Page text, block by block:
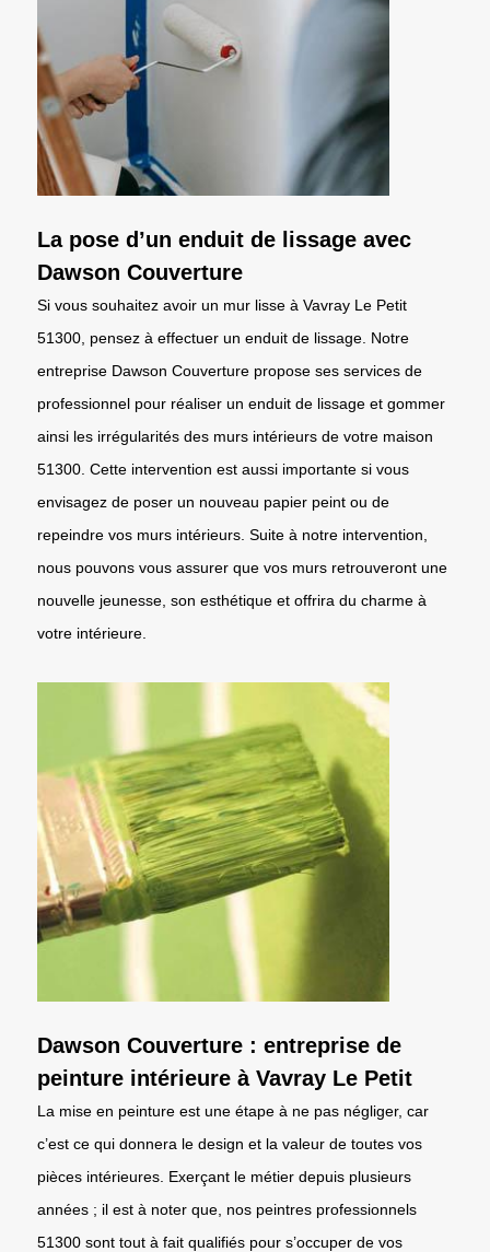
La pose d’un enduit de lissage avec
Dawson Couverture
Si vous souhaitez avoir un mur lisse à Vavray Le Petit
51300, pensez à effectuer un enduit de lissage. Notre
entreprise Dawson Couverture propose ses services de
professionnel pour réaliser un enduit de lissage et gommer
ainsi les irrégularités des murs intérieurs de votre maison
51300. Cette intervention est aussi importante si vous
envisagez de poser un nouveau papier peint ou de
repeindre vos murs intérieurs. Suite à notre intervention,
nous pouvons vous assurer que vos murs retrouveront une
nouvelle jeunesse, son esthétique et offrira du charme à
votre intérieure.
Dawson Couverture : entreprise de
peinture intérieure à Vavray Le Petit
La mise en peinture est une étape à ne pas négliger, car
c’est ce qui donnera le design et la valeur de toutes vos
pièces intérieures. Exerçant le métier depuis plusieurs
années ; il est à noter que, nos peintres professionnels
51300 sont tout à fait qualifiés pour s’occuper de vos